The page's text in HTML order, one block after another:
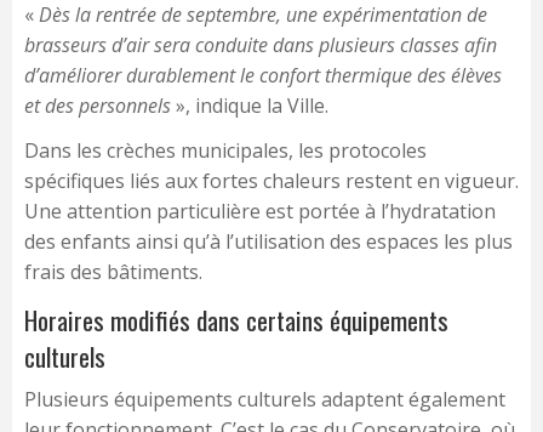
«Dès la rentrée de septembre, une expérimentation de
brasseurs d’air sera conduite dans plusieurs classes afin
d’améliorer durablement le confort thermique des élèves
et des personnels», indique la Ville.
Dans les crèches municipales, les protocoles
spécifiques liés aux fortes chaleurs restent en vigueur.
Une attention particulière est portée à l’hydratation
des enfants ainsi qu’à l’utilisation des espaces les plus
frais des bâtiments.
Horaires modifiés dans certains équipements
culturels
Plusieurs équipements culturels adaptent également